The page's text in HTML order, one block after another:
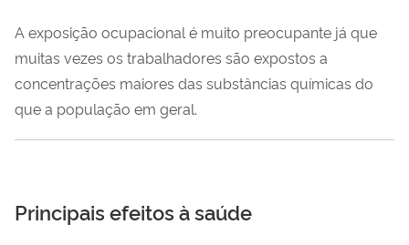
A exposição ocupacional é muito preocupante já que
muitas vezes os trabalhadores são expostos a
concentrações maiores das substâncias químicas do
que a população em geral.
Principais efeitos à saúde